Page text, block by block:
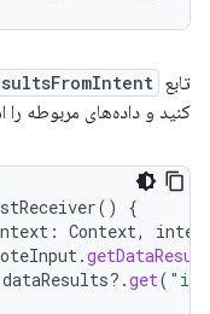
تابع
کنید و داده‌های مربوطه را
()
{
: Context,
.
dataResults?.get(